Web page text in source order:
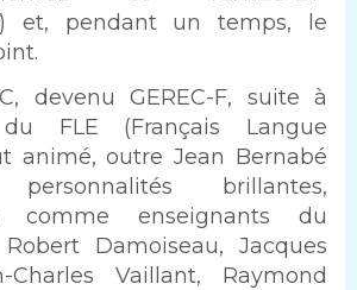
) et, pendant un temps, le
devenu GEREC-F, suite à
du FLE (Français Langue
animé, outre Jean Bernabé
brillantes,
comme enseignants du
Damoiseau, Jacques
Charles Vaillant, Raymond